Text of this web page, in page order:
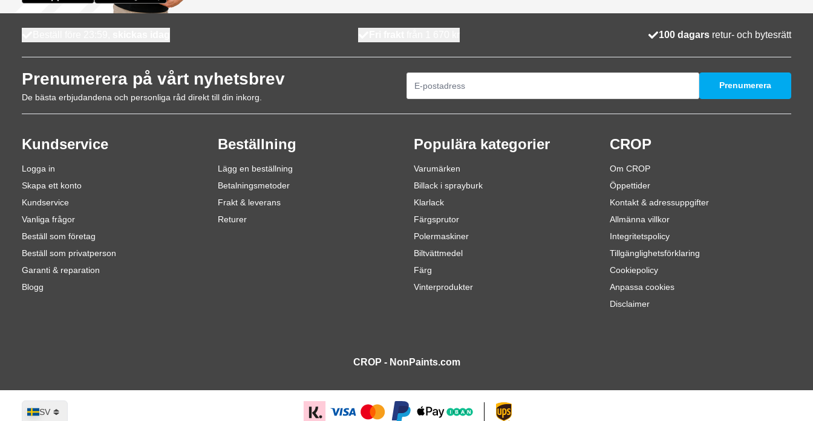
100 dagars retur- och bytesrätt
Prenumerera på vårt nyhetsbrev
De bästa erbjudandena och personliga råd direkt till din inkorg.
Prenumerera
Kundservice
Logga in
Skapa ett konto
Kundservice
Vanliga frågor
Beställ som företag
Beställ som privatperson
Garanti & reparation
Blogg
Beställning
Lägg en beställning
Betalningsmetoder
Frakt & leverans
Returer
Populära kategorier
Varumärken
Billack i sprayburk
Klarlack
Färgsprutor
Polermaskiner
Biltvättmedel
Färg
Vinterprodukter
CROP
Om CROP
Öppettider
Kontakt & adressuppgifter
Allmänna villkor
Integritetspolicy
Tillgänglighetsförklaring
Cookiepolicy
Anpassa cookies
Disclaimer
CROP - NonPaints.com
Språk
SV